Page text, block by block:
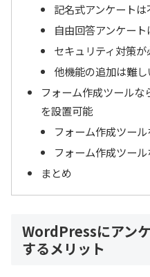
記名式アンケートは
自由回答アンケー
セキュリティ対策が
他機能の追加は難し
フォーム作成ツールな
を設置可能
フォーム作成ツー
フォーム作成ツール
まとめ
WordPressにアン
するメリット